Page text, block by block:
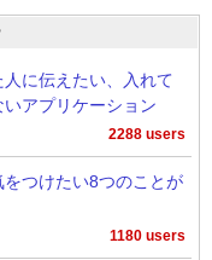
に伝えたい、入れて
アプリケーション
2288 users
つけたい8つのことが
1180 users